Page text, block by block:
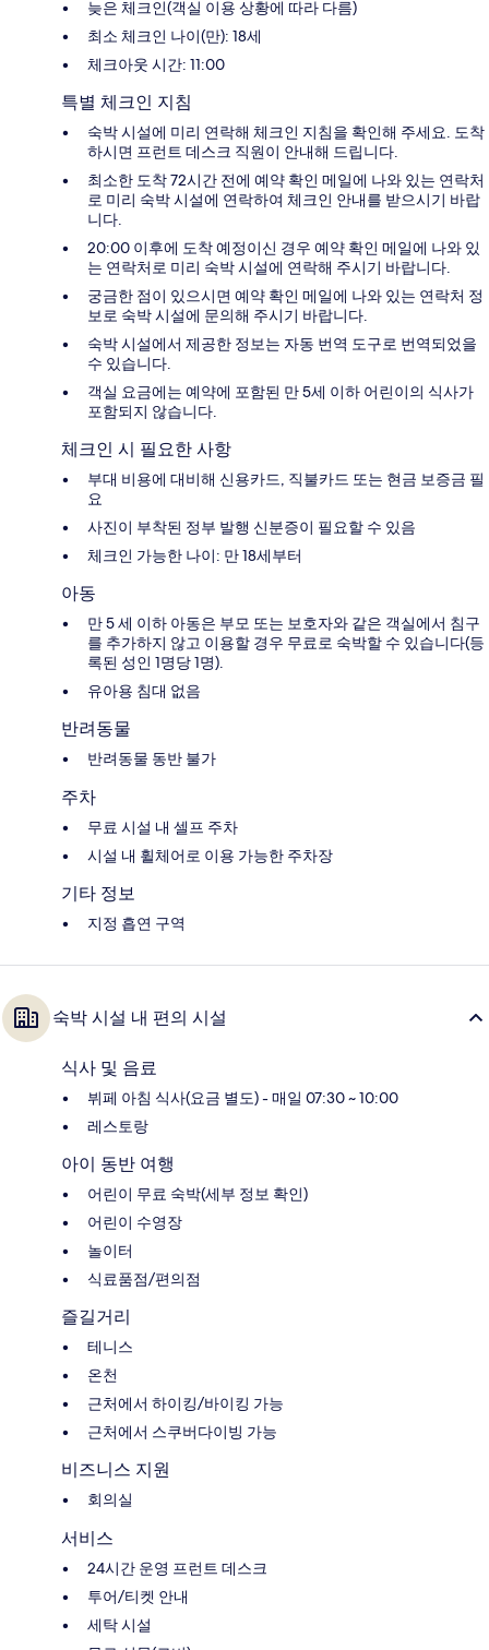
늦은 체크인(객실 이용 상황에 따라 다름)
최소 체크인 나이(만): 18세
체크아웃 시간: 11:00
특별 체크인 지침
숙박 시설에 미리 연락해 체크인 지침을 확인해 주세요. 도착
하시면 프런트 데스크 직원이 안내해 드립니다.
최소한 도착 72시간 전에 예약 확인 메일에 나와 있는 연락처
로 미리 숙박 시설에 연락하여 체크인 안내를 받으시기 바랍
니다.
20:00 이후에 도착 예정이신 경우 예약 확인 메일에 나와 있
는 연락처로 미리 숙박 시설에 연락해 주시기 바랍니다.
궁금한 점이 있으시면 예약 확인 메일에 나와 있는 연락처 정
보로 숙박 시설에 문의해 주시기 바랍니다.
숙박 시설에서 제공한 정보는 자동 번역 도구로 번역되었을
수 있습니다.
객실 요금에는 예약에 포함된 만 5세 이하 어린이의 식사가
포함되지 않습니다.
체크인 시 필요한 사항
부대 비용에 대비해 신용카드, 직불카드 또는 현금 보증금 필
요
사진이 부착된 정부 발행 신분증이 필요할 수 있음
체크인 가능한 나이: 만 18세부터
아동
만 5 세 이하 아동은 부모 또는 보호자와 같은 객실에서 침구
를 추가하지 않고 이용할 경우 무료로 숙박할 수 있습니다(등
록된 성인 1명당 1명).
유아용 침대 없음
반려동물
반려동물 동반 불가
주차
무료 시설 내 셀프 주차
시설 내 휠체어로 이용 가능한 주차장
기타 정보
지정 흡연 구역
숙박 시설 내 편의 시설
식사 및 음료
뷔페 아침 식사(요금 별도) - 매일 07:30 ~ 10:00
레스토랑
아이 동반 여행
어린이 무료 숙박(세부 정보 확인)
어린이 수영장
놀이터
식료품점/편의점
즐길거리
테니스
온천
근처에서 하이킹/바이킹 가능
근처에서 스쿠버다이빙 가능
비즈니스 지원
회의실
서비스
24시간 운영 프런트 데스크
투어/티켓 안내
세탁 시설